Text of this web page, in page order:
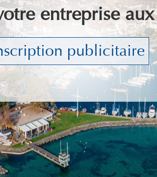
entreprise
publicitaire